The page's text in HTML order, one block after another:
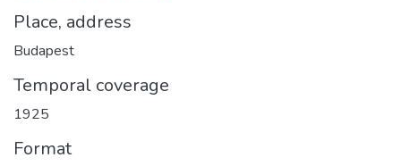
Place, address
Budapest
Temporal coverage
1925
Format